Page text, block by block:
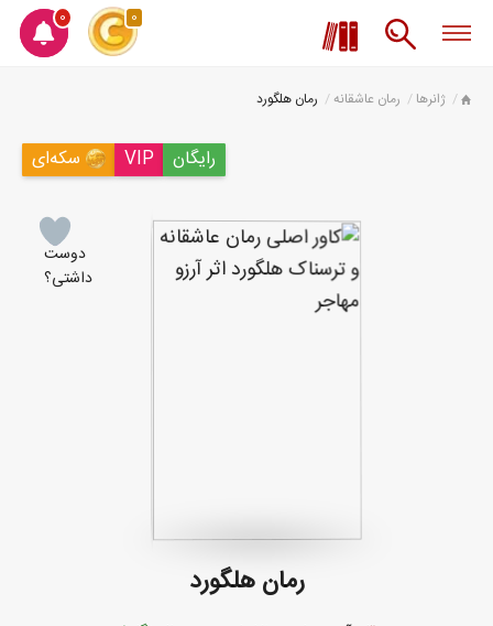
0 0
ژانرها رمان عاشقانه رمان هلگورد
سکه‌ای VIP رایگان
دوست
داشتی؟
رمان هلگورد